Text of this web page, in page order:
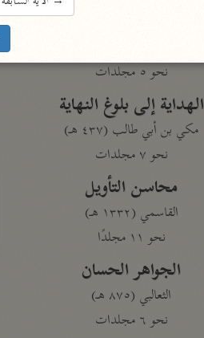
نحو ٥ مجلدات
الهداية إلى بلوغ النهاية
مكي بن أبي طالب (٤٣٧ هـ)
نحو ٧ مجلدات
محاسن التأويل
القاسمي (١٣٣٢ هـ)
نحو ١١ مجلدًا
الجواهر الحسان
الثعالبي (٨٧٥ هـ)
نحو ٦ مجلدات